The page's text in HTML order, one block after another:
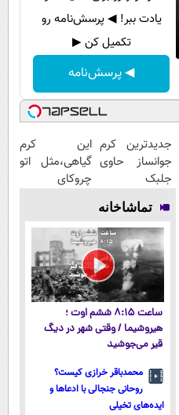
یادت ببر! ◀ پرسش‌نامه رو
تکمیل کن ▶
◀ پرسش‌نامه
جدیدترین کرم
جوانساز حاوی
جلبک
اسپیرولینا!(
لینک خرید با
تخفیف ویژه)
این کرم
گیاهی،مثل اتو
چروکای
تماشاخانه
ساعت ۸:۱۵ ششم اوت ؛
هیروشیما / وقتی شهر در دیگ
قیر می‌جوشید
محمدباقر خرازی کیست؟
روحانی جنجالی با ادعاها و
ایده‌های تخیلی